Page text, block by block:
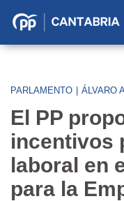
Partido
Cantabria
PARLAMENTO ÁLVARO
El PP
incentivos
laboral en
para la